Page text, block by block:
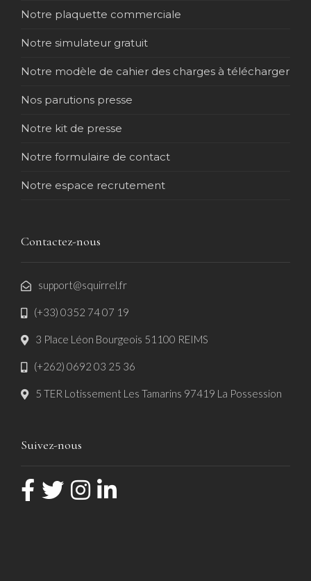
Notre plaquette commerciale
Notre simulateur gratuit
Notre modèle de cahier des charges à télécharger
Nos parutions presse
Notre kit de presse
Notre formulaire de contact
Notre espace recrutement
Contactez-nous
support@squirrel.fr
(+33) 0352 74 07 19
3 Place Léon Bourgeois 51100 REIMS
(+262) 0692 03 25 36
5 TER Lotissement Les Tamarins 97419 La Possession
Suivez-nous